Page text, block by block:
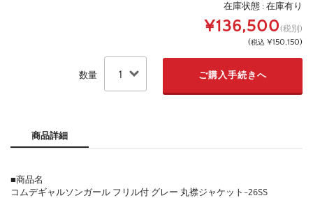
在庫状態 : 在庫有り
¥136,500(税別)
(税込 ¥150,150)
数量
商品詳細
■商品名
コムデギャルソンガール フリル付 グレー 丸襟ジャケット-26SS